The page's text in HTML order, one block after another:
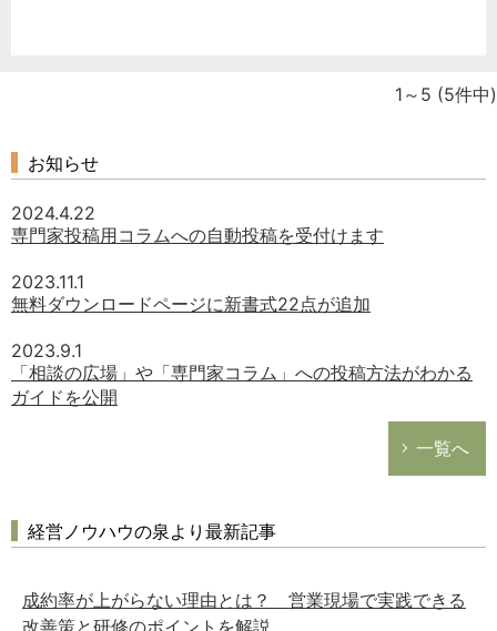
1～5 (5件中)
お知らせ
2024.4.22
専門家投稿用コラムへの自動投稿を受付けます
2023.11.1
無料ダウンロードページに新書式22点が追加
2023.9.1
「相談の広場」や「専門家コラム」への投稿方法がわかる
ガイドを公開
一覧へ
経営ノウハウの泉より最新記事
成約率が上がらない理由とは？ 営業現場で実践できる